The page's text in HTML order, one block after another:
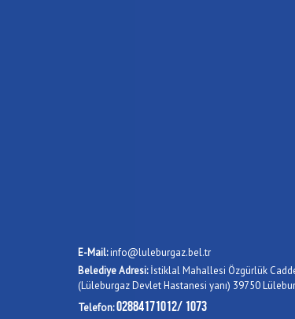
E-Mail:info@luleburgaz.bel.tr
Belediye Adresi:İstiklal Mahallesi Özgürlük
(Lüleburgaz Devlet Hastanesi yanı) 39750
Telefon:02884171012/ 1073